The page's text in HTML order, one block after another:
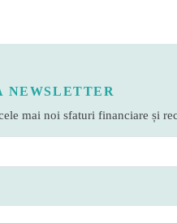
NEWSLETTER
mai noi sfaturi financiare și